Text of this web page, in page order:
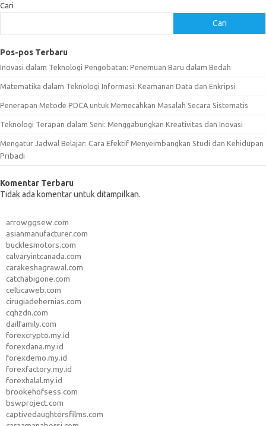
Cari
Cari
Pos-pos Terbaru
Inovasi dalam Teknologi Pengobatan: Penemuan Baru dalam Bedah
Matematika dalam Teknologi Informasi: Keamanan Data dan Enkripsi
Penerapan Metode PDCA untuk Memecahkan Masalah Secara Sistematis
Teknologi Terapan dalam Seni: Menggabungkan Kreativitas dan Inovasi
Mengatur Jadwal Belajar: Cara Efektif Menyeimbangkan Studi dan Kehidupan
Pribadi
Komentar Terbaru
Tidak ada komentar untuk ditampilkan.
arrowggsew.com
asianmanufacturer.com
bucklesmotors.com
calvaryintcanada.com
carakeshagrawal.com
catchabigone.com
celticaweb.com
cirugiadehernias.com
cqhzdn.com
dailfamily.com
forexcrypto.my.id
forexdana.my.id
forexdemo.my.id
forexfactory.my.id
forexhalal.my.id
brookehofsess.com
bswproject.com
captivedaughtersfilms.com